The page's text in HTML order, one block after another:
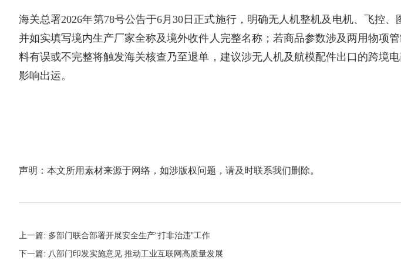
海关总署2026年第78号公告于6月30日正式施行，明确无人机整机及电机、飞控
并如实填写境内生产厂家全称及境外收件人完整名称；若商品参数涉及两用物项
料有误或不完整将触发海关核查乃至退单，建议涉无人机及航模配件出口的跨境
影响出运。
声明：本文所用素材来源于网络，如涉版权问题，请及时联系我们删除。
上一篇: 多部门联合部署开展安全生产“打非治违”工作
下一篇: 八部门印发实施意见 推动工业互联网高质量发展